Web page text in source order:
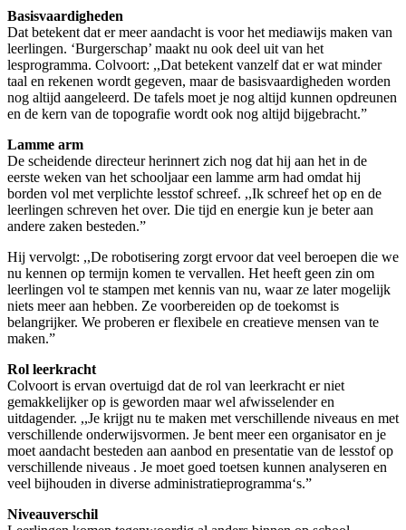
Basisvaardigheden
Dat betekent dat er meer aandacht is voor het mediawijs maken van
leerlingen. ‘Burgerschap’ maakt nu ook deel uit van het
lesprogramma. Colvoort: ,,Dat betekent vanzelf dat er wat minder
taal en rekenen wordt gegeven, maar de basisvaardigheden worden
nog altijd aangeleerd. De tafels moet je nog altijd kunnen opdreunen
en de kern van de topografie wordt ook nog altijd bijgebracht.”
Lamme arm
De scheidende directeur herinnert zich nog dat hij aan het in de
eerste weken van het schooljaar een lamme arm had omdat hij
borden vol met verplichte lesstof schreef. ,,Ik schreef het op en de
leerlingen schreven het over. Die tijd en energie kun je beter aan
andere zaken besteden.”
Hij vervolgt: ,,De robotisering zorgt ervoor dat veel beroepen die we
nu kennen op termijn komen te vervallen. Het heeft geen zin om
leerlingen vol te stampen met kennis van nu, waar ze later mogelijk
niets meer aan hebben. Ze voorbereiden op de toekomst is
belangrijker. We proberen er flexibele en creatieve mensen van te
maken.”
Rol leerkracht
Colvoort is ervan overtuigd dat de rol van leerkracht er niet
gemakkelijker op is geworden maar wel afwisselender en
uitdagender. ,,Je krijgt nu te maken met verschillende niveaus en met
verschillende onderwijsvormen. Je bent meer een organisator en je
moet aandacht besteden aan aanbod en presentatie van de lesstof op
verschillende niveaus . Je moet goed toetsen kunnen analyseren en
veel bijhouden in diverse administratieprogramma‘s.”
Niveauverschil